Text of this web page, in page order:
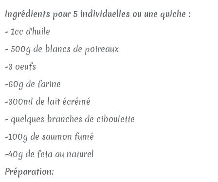
Ingrédients pour 5 individuelles ou une quiche :
- 1cc d'huile
- 500g de blancs de poireaux
-3 oeufs
-60g de farine
-300ml de lait écrémé
- quelques branches de ciboulette
-100g de saumon fumé
-40g de feta au naturel
Préparation: